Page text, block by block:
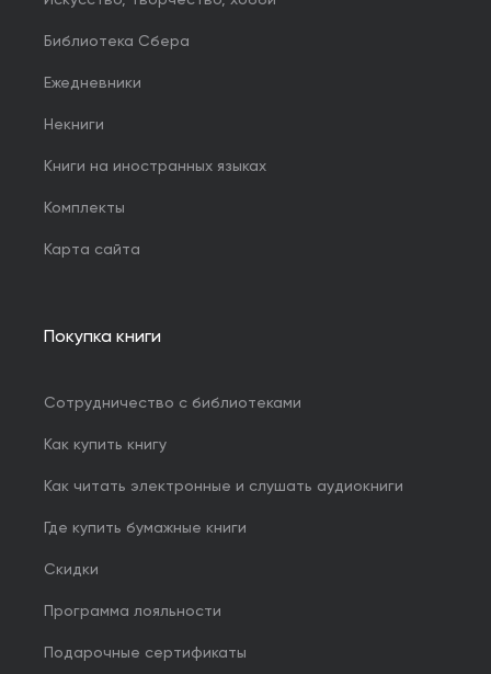
Библиотека Сбера
Ежедневники
Некниги
Книги на иностранных языках
Комплекты
Карта сайта
Покупка книги
Сотрудничество с библиотеками
Как купить книгу
Как читать электронные и слушать аудиокниги
Где купить бумажные книги
Скидки
Программа лояльности
Подарочные сертификаты